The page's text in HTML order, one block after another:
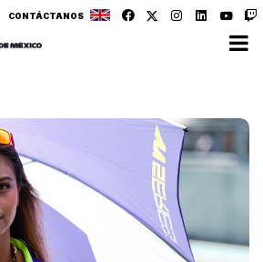
CONTÁCTANOS